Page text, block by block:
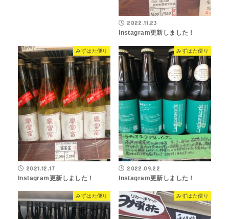
2022.11.23
Instagram更新しました！
みずはた便り
2021.12.17
Instagram更新しました！
みずはた便り
2022.09.22
Instagram更新しました！
みずはた便り みずはた便り